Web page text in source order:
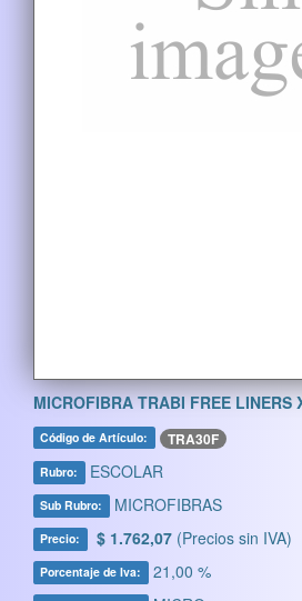
MICROFIBRA TRABI FREE LINERS
Código de Artículo: TRA30F
Rubro: ESCOLAR
Sub Rubro: MICROFIBRAS
Precio: $ 1.762,07 (Precios sin IVA)
Porcentaje de Iva: 21,00 %